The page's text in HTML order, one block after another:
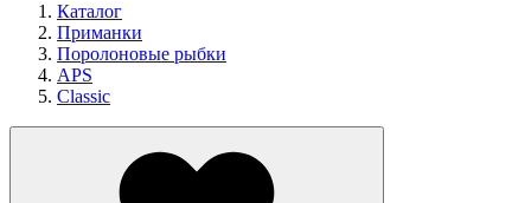
Каталог
Приманки
Поролоновые рыбки
APS
Classic